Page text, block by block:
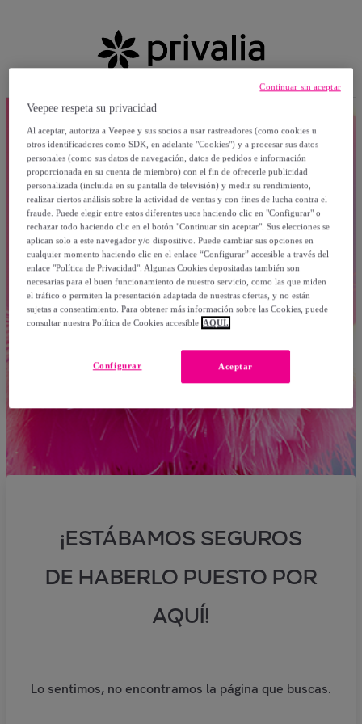
¡ESTÁBAMOS SEGUROS
DE HABERLO PUESTO POR
AQUÍ!
Lo sentimos, no encontramos la página que buscas.
Veepee respeta su privacidad
Al aceptar, autoriza a Veepee y sus socios a usar rastreadores (como cookies u
otros identificadores como SDK, en adelante "Cookies") y a procesar sus datos
personales (como sus datos de navegación, datos de pedidos e información
proporcionada en su cuenta de miembro) con el fin de ofrecerle publicidad
personalizada (incluida en su pantalla de televisión) y medir su rendimiento,
realizar ciertos análisis sobre la actividad de ventas y con fines de lucha contra el
fraude. Puede elegir entre estos diferentes usos haciendo clic en "Configurar" o
rechazar todo haciendo clic en el botón "Continuar sin aceptar". Sus elecciones se
aplican solo a este navegador y/o dispositivo. Puede cambiar sus opciones en
cualquier momento haciendo clic en el enlace “Configurar” accesible a través del
enlace "Política de Privacidad". Algunas Cookies depositadas también son
necesarias para el buen funcionamiento de nuestro servicio, como las que miden
el tráfico o permiten la presentación adaptada de nuestras ofertas, y no están
sujetas a consentimiento. Para obtener más información sobre las Cookies, puede
consultar nuestra Política de Cookies accesible AQUÍ.
Aceptar
Configurar
Continuar sin aceptar